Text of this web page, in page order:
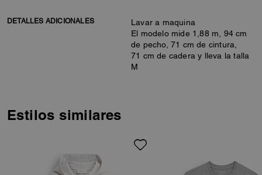
DETALLES ADICIONALES
Lavar a maquina
El modelo mide 1,88 m, 94 cm
de pecho, 71 cm de cintura,
71 cm de cadera y lleva la talla
M
Estilos similares